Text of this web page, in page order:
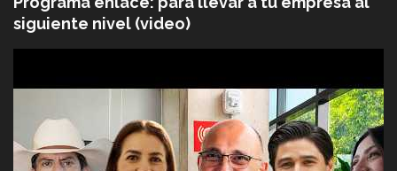
siguiente nivel (video)